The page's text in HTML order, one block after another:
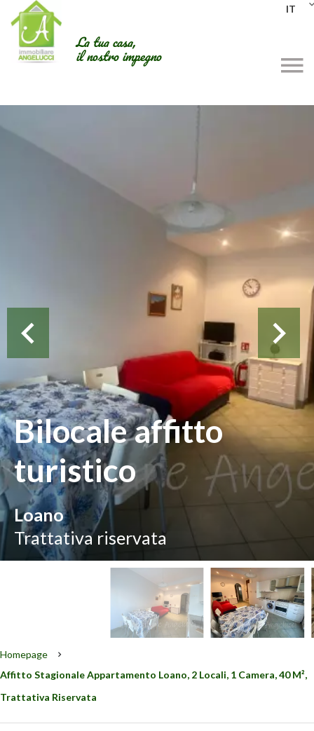
La tua casa,
il nostro impegno
IT
Bilocale affitto
turistico
Loano
Trattativa riservata
Homepage
Affitto Stagionale Appartamento Loano, 2 Locali, 1 Camera, 40 M²,
Trattativa Riservata